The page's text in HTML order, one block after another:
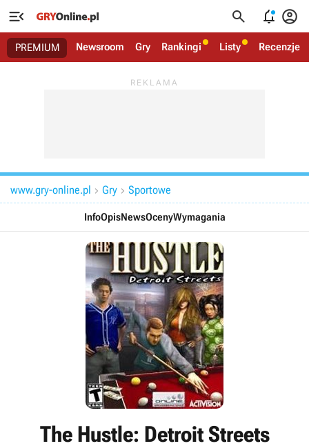
   
PREMIUM Newsroom Gry Rankingi Listy Recenzje
www.gry-online.pl  Gry  Sportowe
InfoOpisNewsOcenyWymagania
The Hustle: Detroit Streets